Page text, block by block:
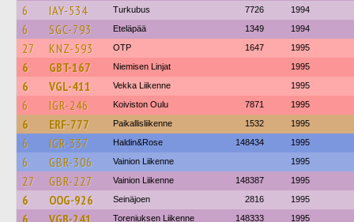
6 IAY-534 Turkubus 7726 1994
6 SGC-793 Eteläpää 1349 1994
27 KNZ-593 OTP 1647 1995
6 GBT-167 Niemisen Linjat 1995
6 VGL-411 Vekka Liikenne 1995
6 IGR-246 Koiviston Oulu 7871 1995
6 ERF-777 Paikallisliikenne 1532 1995
6 IGR-337 Haldin&Rose 148434 1995
6 GBR-306 Vainion Liikenne 1995
27 GBR-227 Vainion Liikenne 148387 1995
6 OOG-926 Seinäjoen 2816 1995
6 VGB-241 Toreniuksen Liikenne 148333 1995